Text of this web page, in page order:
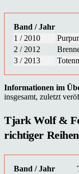
Band / Jahr
1 / 2010
2 / 2012
3 / 2013
Informationen im
insgesamt, zuletzt
Tjark Wolf &
richtiger
Band / Jahr